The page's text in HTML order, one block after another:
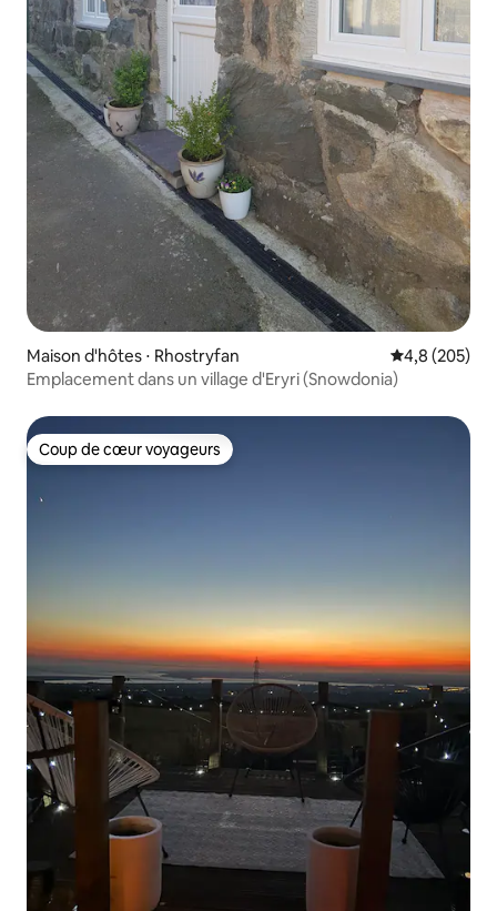
Maison d'hôtes ⋅ Rhostryfan Évaluation
4,8 (205)
Emplacement dans un village d'Eryri (Snowdonia)
Coup de cœur voyageurs
Coup de cœur voyageurs